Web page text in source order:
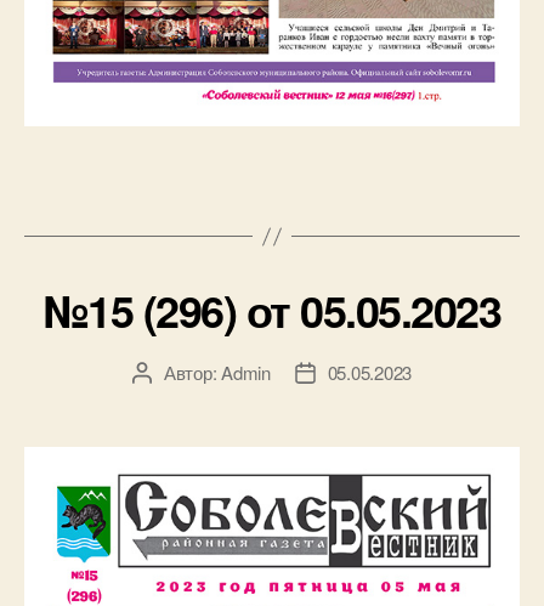
№15 (296) от 05.05.2023
АвторАвтор:Admin
Дата05.05.2023